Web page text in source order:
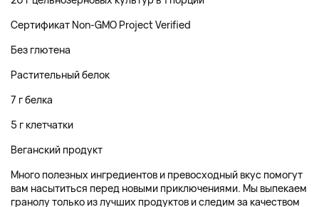
Сертификат Non-GMO Project Verified
Без глютена
Растительный белок
7 г белка
5 г клетчатки
Веганский продукт
Много полезных ингредиентов и превосходный вкус помогут
вам насытиться перед новыми приключениями. Мы выпекаем
гранолу только из лучших продуктов и следим за качеством